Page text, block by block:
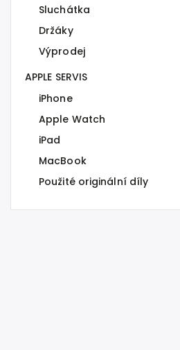
Sluchátka
Držáky
Výprodej
APPLE SERVIS
iPhone
Apple Watch
iPad
MacBook
Použité originální díly